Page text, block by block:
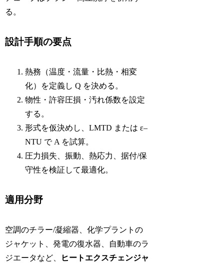
る。
設計手順の要点
熱務（温度・流量・比熱・相変
化）を定義し Q を決める。
物性・許容圧損・汚れ係数を設定
する。
形式を仮決めし、LMTD または ε–
NTU で A を試算。
圧力損失、振動、熱応力、据付/保
守性を検証して最適化。
適用分野
空調のチラー/凝縮器、化学プラントの
ジャケット、発電の復水器、自動車のラ
ジエータなど、
ヒートエクスチェンジャ